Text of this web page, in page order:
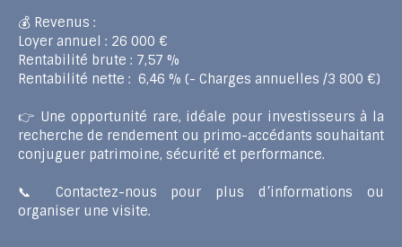
💰 Revenus :
Loyer annuel : 26 000 €
Rentabilité brute : 7,57 %
Rentabilité nette : 6,46 % (- Charges annuelles /3 800 €)
👉 Une opportunité rare, idéale pour investisseurs à la
recherche de rendement ou primo-accédants souhaitant
conjuguer patrimoine, sécurité et performance.
📞 Contactez-nous pour plus d’informations ou
organiser une visite.